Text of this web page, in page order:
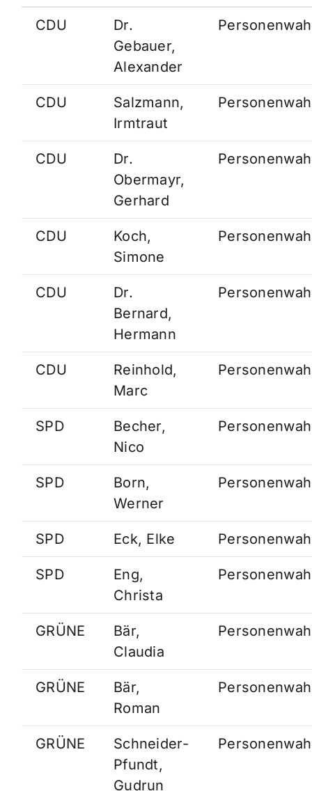
CDU
Dr.
Gebauer,
Alexander
CDU
Salzmann,
Irmtraut
CDU
Dr.
Obermayr,
Gerhard
CDU
Koch,
Simone
CDU
Dr.
Bernard,
Hermann
CDU
Reinhold,
Marc
SPD
Becher,
Nico
SPD
Born,
Werner
SPD Eck, Elke
SPD
Eng,
Christa
GRÜNE
Bär,
Claudia
GRÜNE
Bär,
Roman
GRÜNE
Schneider-
Pfundt,
Gudrun